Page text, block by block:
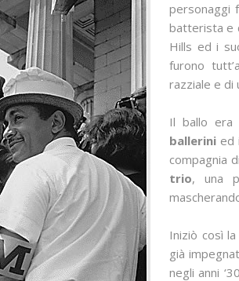
personaggi
batterista e
Hills ed i
furono
razziale e di
Il ballo era
ballerini ed
compagnia
trio, una
Iniziò così
già
negli anni